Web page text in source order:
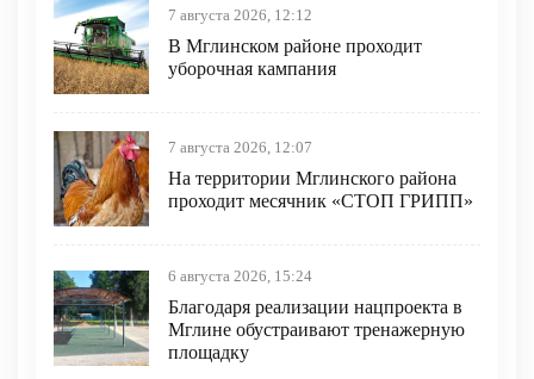
7 августа 2026, 12:12
В Мглинском районе проходит
уборочная кампания
7 августа 2026, 12:07
На территории Мглинского района
проходит месячник «СТОП ГРИПП»
6 августа 2026, 15:24
Благодаря реализации нацпроекта в
Мглине обустраивают тренажерную
площадку